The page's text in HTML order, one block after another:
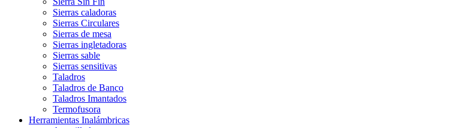
Sierras caladoras
Sierras Circulares
Sierras de mesa
Sierras ingletadoras
Sierras sable
Sierras sensitivas
Taladros
Taladros de Banco
Taladros Imantados
Termofusora
Herramientas Inalámbricas